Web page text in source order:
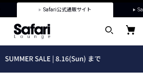
Safari公式通販サイト